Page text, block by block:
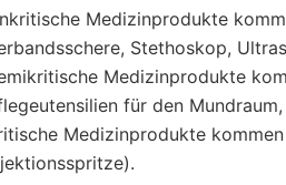
Medizinprodukte
Stethoskop,
Medizinprodukte
für den
Medizinprodukte